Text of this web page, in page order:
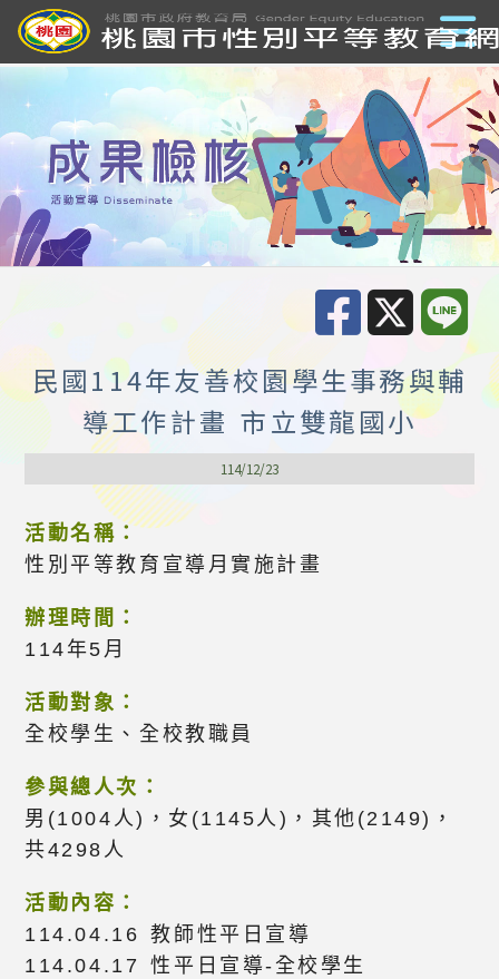
民國114年友善校園學生事務與輔
導工作計畫 市立雙龍國小
114/12/23
活動名稱：
性別平等教育宣導月實施計畫
辦理時間：
114年5月
活動對象：
全校學生、全校教職員
參與總人次：
男(1004人)，女(1145人)，其他(2149)，
共4298人
活動內容：
114.04.16 教師性平日宣導
114.04.17 性平日宣導-全校學生